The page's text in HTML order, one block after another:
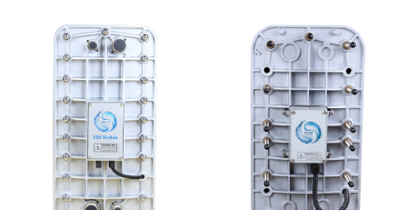
EDI设备维修 坎普尔EDI膜堆维修